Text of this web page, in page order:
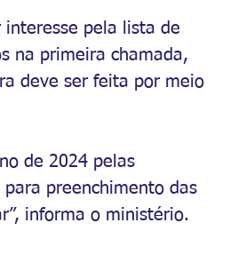
pela lista de
na primeira chamada,
deve ser feita por meio
de 2024 pelas
preenchimento das
informa o ministério.